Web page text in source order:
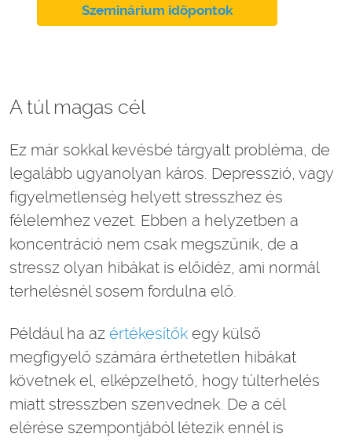
Szeminárium időpontok
A túl magas cél
Ez már sokkal kevésbé tárgyalt probléma, de
legalább ugyanolyan káros. Depresszió, vagy
figyelmetlenség helyett stresszhez és
félelemhez vezet. Ebben a helyzetben a
koncentráció nem csak megszűnik, de a
stressz olyan hibákat is előidéz, ami normál
terhelésnél sosem fordulna elő.
Például ha az értékesítők egy külső
megfigyelő számára érthetetlen hibákat
követnek el, elképzelhető, hogy túlterhelés
miatt stresszben szenvednek. De a cél
elérése szempontjából létezik ennél is